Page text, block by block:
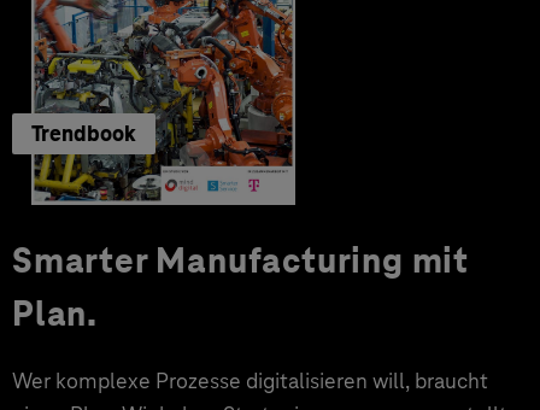
Trendbook
Smarter Manufacturing mit
Plan.
Wer komplexe Prozesse digitalisieren will, braucht